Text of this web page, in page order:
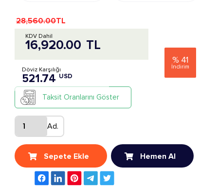
% 41
İndirim
28,560.00TL
16,920.00 TL
KDV Dahil
Döviz Karşılığı
521.74 USD
Taksit Oranlarını Göster
Ad.
Sepete Ekle Hemen Al